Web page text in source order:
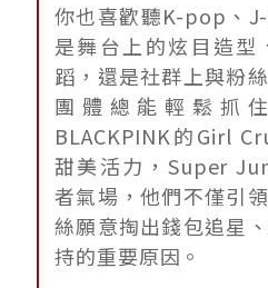
你也喜歡聽K-pop、
是舞台上的炫目造型
蹈，還是社群上與粉
團體總能輕鬆抓
BLACKPINK的Girl
甜美活力，Super
者氣場，他們不僅引
絲願意掏出錢包追星
持的重要原因。